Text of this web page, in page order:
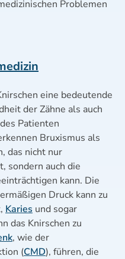
Problemen
eine bedeutende
der Zähne als auch
Patienten
Bruxismus als
das nicht nur
sondern auch die
kann. Die
Druck kann zu
Karies und sogar
das Knirschen zu
, wie der
(CMD), führen, die